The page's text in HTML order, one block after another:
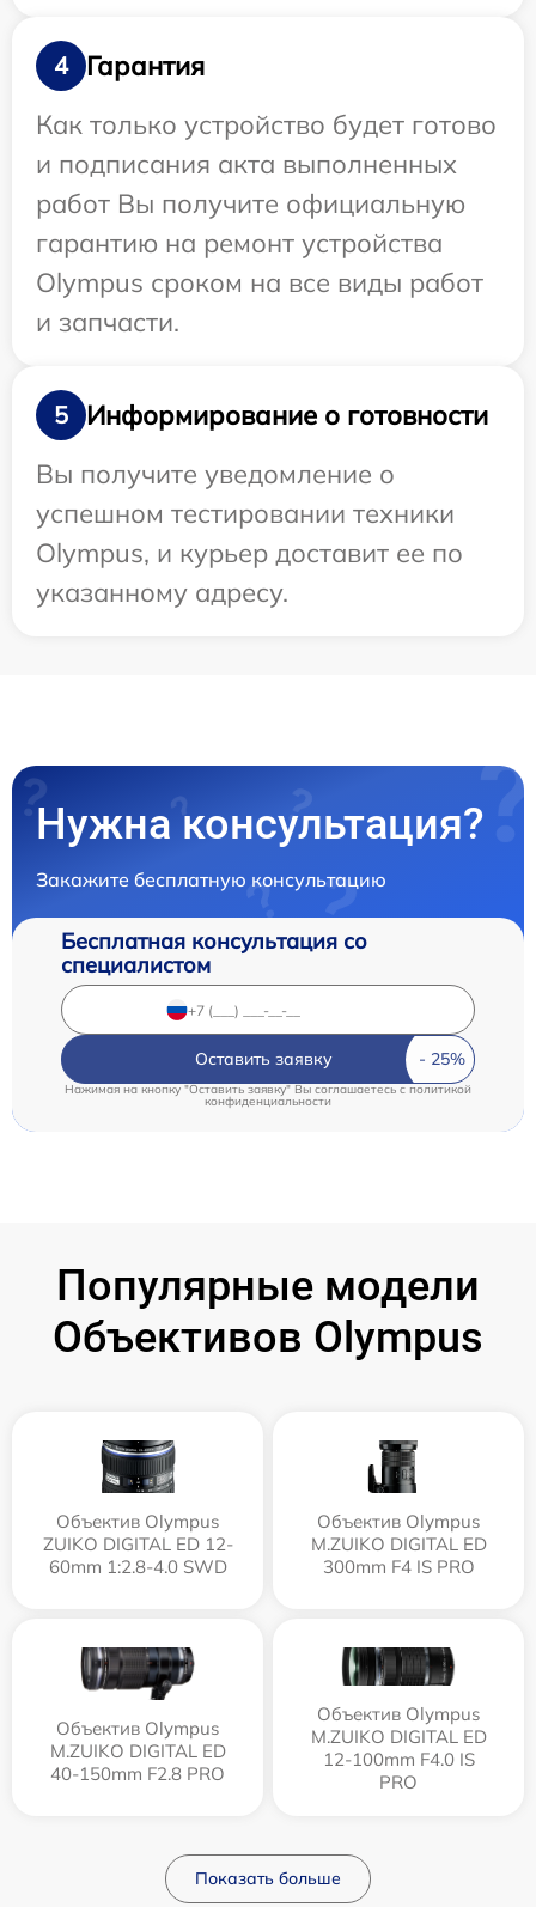
4
Гарантия
Как только устройство будет готово
и подписания акта выполненных
работ Вы получите официальную
гарантию на ремонт устройства
Olympus сроком на все виды работ
и запчасти.
5
Информирование о готовности
Вы получите уведомление о
успешном тестировании техники
Olympus, и курьер доставит ее по
указанному адресу.
Нужна консультация?
Закажите бесплатную консультацию
Бесплатная консультация со
специалистом
Оставить заявку
Нажимая на кнопку "Оставить заявку" Вы соглашаетесь cполитикой
конфиденциальности
Популярные модели
Объективов Olympus
Объектив Olympus
ZUIKO DIGITAL ED 12-
60mm 1:2.8-4.0 SWD
Объектив Olympus
M.ZUIKO DIGITAL ED
300mm F4 IS PRO
Объектив Olympus
M.ZUIKO DIGITAL ED
40-150mm F2.8 PRO
Объектив Olympus
M.ZUIKO DIGITAL ED
12‑100mm F4.0 IS
PRO
Показать больше